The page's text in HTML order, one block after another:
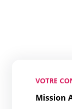
VOTRE
Mission